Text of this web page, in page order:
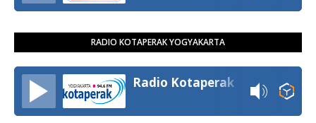
RADIO KOTAPERAK YOGYAKARTA
Radio Kotaperak